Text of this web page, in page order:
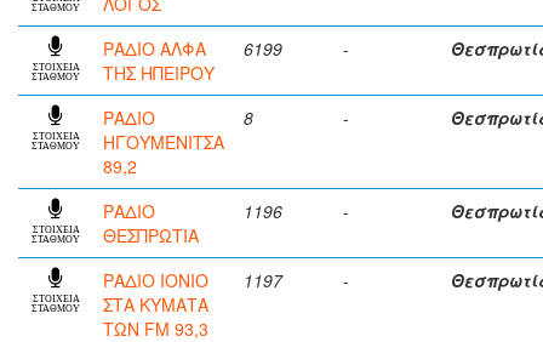
ΣΤΑΘΜΟΥ
ΣΤΟΙΧΕΙΑ
ΣΤΑΘΜΟΥ
ΡΑΔΙΟ ΑΛΦΑ
ΤΗΣ ΗΠΕΙΡΟΥ
6199 -
ΣΤΟΙΧΕΙΑ
ΣΤΑΘΜΟΥ
ΡΑΔΙΟ
ΗΓΟΥΜΕΝΙΤΣΑ
89,2
8 -
ΣΤΟΙΧΕΙΑ
ΣΤΑΘΜΟΥ
ΡΑΔΙΟ
ΘΕΣΠΡΩΤΙΑ
1196 -
ΣΤΟΙΧΕΙΑ
ΣΤΑΘΜΟΥ
ΡΑΔΙΟ ΙΟΝΙΟ
ΣΤΑ ΚΥΜΑΤΑ
ΤΩΝ FM 93,3
1197 -